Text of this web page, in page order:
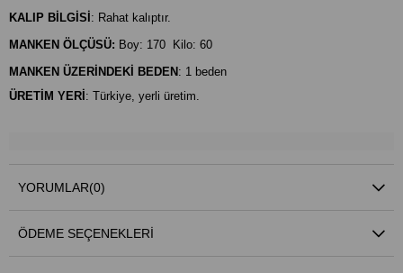
KALIP BİLGİSİ: Rahat kalıptır.
MANKEN ÖLÇÜSÜ: Boy: 170 Kilo: 60
MANKEN ÜZERİNDEKİ BEDEN: 1 beden
ÜRETİM YERİ : Türkiye, yerli üretim.
YORUMLAR(0)
ÖDEME SEÇENEKLERI